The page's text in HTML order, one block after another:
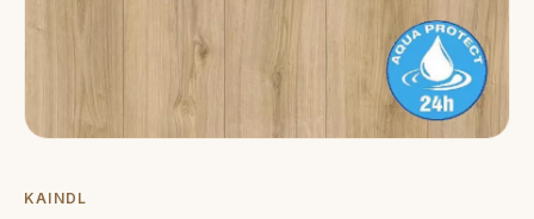
KAINDL